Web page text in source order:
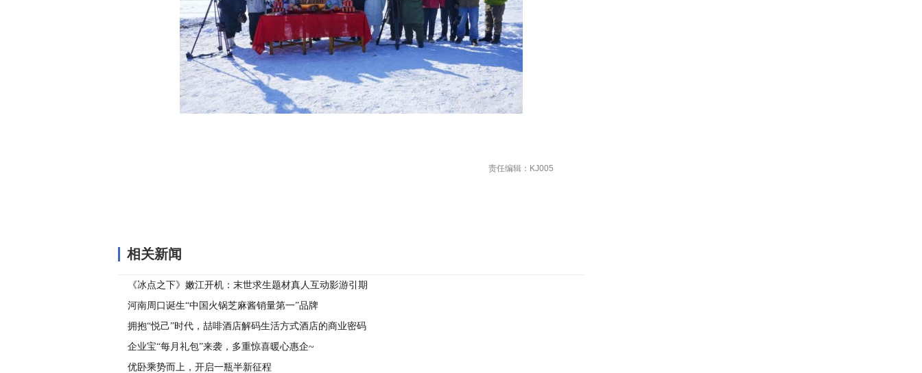
责任编辑：KJ005
相关新闻
《冰点之下》嫩江开机：末世求生题材真人互动影游引期
河南周口诞生“中国火锅芝麻酱销量第一”品牌
拥抱“悦己”时代，喆啡酒店解码生活方式酒店的商业密码
企业宝“每月礼包”来袭，多重惊喜暖心惠企~
优卧乘势而上，开启一瓶半新征程